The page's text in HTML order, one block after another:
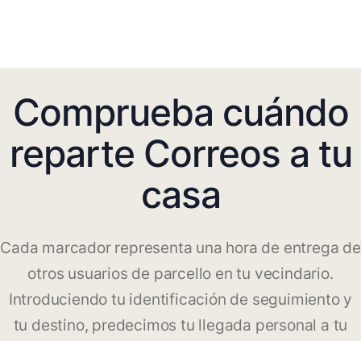
Comprueba cuándo
reparte Correos a tu
casa
Cada marcador representa una hora de entrega de
otros usuarios de parcello en tu vecindario.
Introduciendo tu identificación de seguimiento y
tu destino, predecimos tu llegada personal a tu